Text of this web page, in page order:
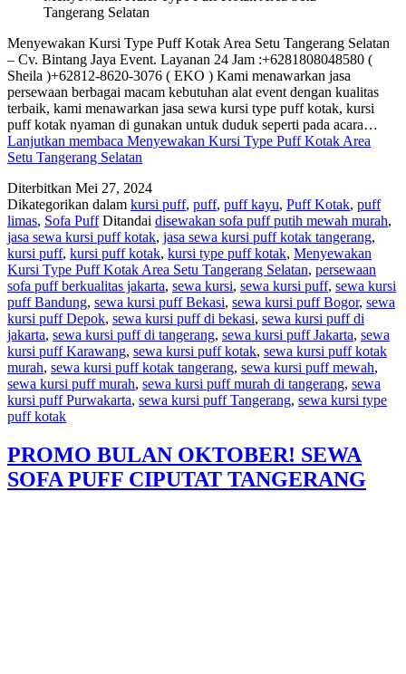
Tangerang Selatan
Menyewakan Kursi Type Puff Kotak Area Setu Tangerang Selatan
– Cv. Bintang Jaya Event. Layanan 24 Jam :+6281808048580 (
Sheila )+62812-8620-3076 ( EKO ) Kami menawarkan jasa
persewaan berbagai macam kebutuhan alat event dengan kualitas
terbaik, kami menawarkan jasa sewa kursi type puff kotak, kursi
puff kotak nyaman di gunakan untuk duduk seperti pada acara…
Lanjutkan membaca Menyewakan Kursi Type Puff Kotak Area
Setu Tangerang Selatan
Diterbitkan Mei 27, 2024
Dikategorikan dalam kursi puff, puff, puff kayu, Puff Kotak, puff
limas, Sofa Puff Ditandai disewakan sofa puff putih mewah murah,
jasa sewa kursi puff kotak, jasa sewa kursi puff kotak tangerang,
kursi puff, kursi puff kotak, kursi type puff kotak, Menyewakan
Kursi Type Puff Kotak Area Setu Tangerang Selatan, persewaan
sofa puff berkualitas jakarta, sewa kursi, sewa kursi puff, sewa kursi
puff Bandung, sewa kursi puff Bekasi, sewa kursi puff Bogor, sewa
kursi puff Depok, sewa kursi puff di bekasi, sewa kursi puff di
jakarta, sewa kursi puff di tangerang, sewa kursi puff Jakarta, sewa
kursi puff Karawang, sewa kursi puff kotak, sewa kursi puff kotak
murah, sewa kursi puff kotak tangerang, sewa kursi puff mewah,
sewa kursi puff murah, sewa kursi puff murah di tangerang, sewa
kursi puff Purwakarta, sewa kursi puff Tangerang, sewa kursi type
puff kotak
PROMO BULAN OKTOBER! SEWA
SOFA PUFF CIPUTAT TANGERANG